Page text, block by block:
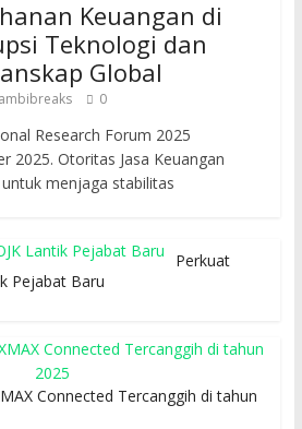
Keuangan di
Teknologi dan
Global
0
Research Forum 2025
2025. Otoritas Jasa Keuangan
menjaga stabilitas
Perkuat
Pejabat Baru
Connected Tercanggih di tahun